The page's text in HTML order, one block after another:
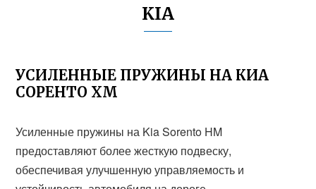
KIA
УСИЛЕННЫЕ ПРУЖИНЫ НА КИА
СОРЕНТО ХМ
Усиленные пружины на Kia Sorento HM
предоставляют более жесткую подвеску,
обеспечивая улучшенную управляемость и